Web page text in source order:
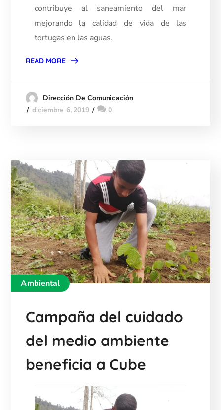
contribuye al saneamiento del mar
mejorando la calidad de vida de las
tortugas en las aguas.
READ MORE
Dirección De Comunicación
diciembre 6, 2019
0
Ambiental
Campaña del cuidado
del medio ambiente
beneficia a Cube